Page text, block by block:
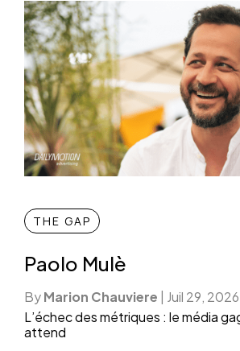
THE GAP
Paolo Mulè
ByMarion Chauviere Juil 29, 2026
L’échec des métriques : le média
attend